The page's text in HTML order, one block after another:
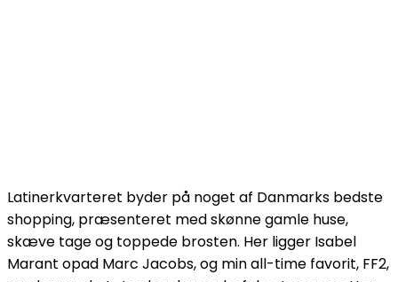
Latinerkvarteret byder på noget af Danmarks bedste
shopping, præsenteret med skønne gamle huse,
skæve tage og toppede brosten. Her ligger Isabel
Marant opad Marc Jacobs, og min all-time favorit, FF2,